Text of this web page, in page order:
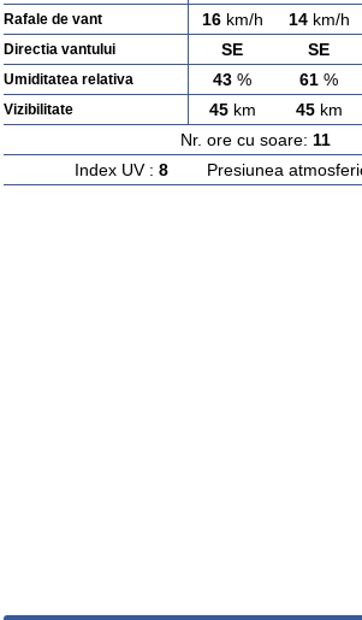
Rafale de vant 16km/h 14km/h
Directia vantului SE SE
Umiditatea relativa 43 % 61 %
Vizibilitate 45km 45km
Nr. ore cu soare: 11
Index UV : 8Presiunea